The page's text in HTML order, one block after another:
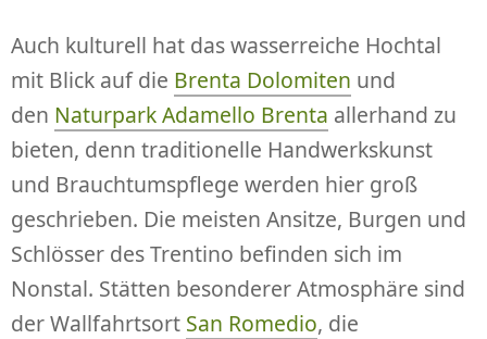
Auch kulturell hat das wasserreiche Hochtal
mit Blick auf die Brenta Dolomiten und
den Naturpark Adamello Brenta allerhand zu
bieten, denn traditionelle Handwerkskunst
und Brauchtumspflege werden hier groß
geschrieben. Die meisten Ansitze, Burgen und
Schlösser des Trentino befinden sich im
Nonstal. Stätten besonderer Atmosphäre sind
der Wallfahrtsort San Romedio, die